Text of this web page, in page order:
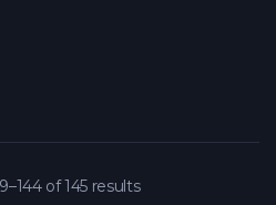
of 145 results